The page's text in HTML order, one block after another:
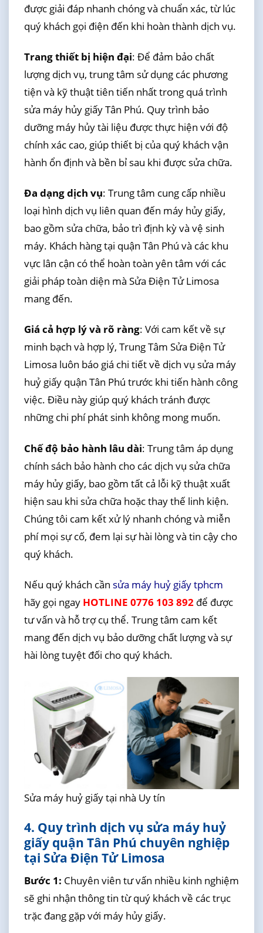
được giải đáp nhanh chóng và chuẩn xác, từ lúc
quý khách gọi điện đến khi hoàn thành dịch vụ.
Trang thiết bị hiện đại: Để đảm bảo chất
lượng dịch vụ, trung tâm sử dụng các phương
tiện và kỹ thuật tiên tiến nhất trong quá trình
sửa máy hủy giấy Tân Phú. Quy trình bảo
dưỡng máy hủy tài liệu được thực hiện với độ
chính xác cao, giúp thiết bị của quý khách vận
hành ổn định và bền bỉ sau khi được sửa chữa.
Đa dạng dịch vụ: Trung tâm cung cấp nhiều
loại hình dịch vụ liên quan đến máy hủy giấy,
bao gồm sửa chữa, bảo trì định kỳ và vệ sinh
máy. Khách hàng tại quận Tân Phú và các khu
vực lân cận có thể hoàn toàn yên tâm với các
giải pháp toàn diện mà Sửa Điện Tử Limosa
mang đến.
Giá cả hợp lý và rõ ràng: Với cam kết về sự
minh bạch và hợp lý, Trung Tâm Sửa Điện Tử
Limosa luôn báo giá chi tiết về dịch vụ sửa máy
huỷ giấy quận Tân Phú trước khi tiến hành công
việc. Điều này giúp quý khách tránh được
những chi phí phát sinh không mong muốn.
Chế độ bảo hành lâu dài: Trung tâm áp dụng
chính sách bảo hành cho các dịch vụ sửa chữa
máy hủy giấy, bao gồm tất cả lỗi kỹ thuật xuất
hiện sau khi sửa chữa hoặc thay thế linh kiện.
Chúng tôi cam kết xử lý nhanh chóng và miễn
phí mọi sự cố, đem lại sự hài lòng và tin cậy cho
quý khách.
Nếu quý khách cần sửa máy huỷ giấy tphcm
hãy gọi ngay HOTLINE 0776 103 892để được
tư vấn và hỗ trợ cụ thể. Trung tâm cam kết
mang đến dịch vụ bảo dưỡng chất lượng và sự
hài lòng tuyệt đối cho quý khách.
Sửa máy huỷ giấy tại nhà Uy tín
4. Quy trình dịch vụ sửa máy huỷ
giấy quận Tân Phú chuyên nghiệp
tại Sửa Điện Tử Limosa
Bước 1: Chuyên viên tư vấn nhiều kinh nghiệm
sẽ ghi nhận thông tin từ quý khách về các trục
trặc đang gặp với máy hủy giấy.